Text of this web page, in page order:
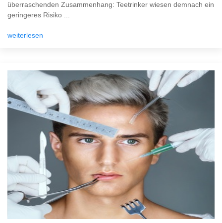
überraschenden Zusammenhang: Teetrinker wiesen demnach ein
geringeres Risiko ...
weiterlesen